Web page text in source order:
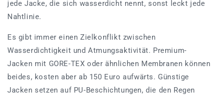
jede Jacke, die sich wasserdicht nennt, sonst leckt jede
Nahtlinie.
Es gibt immer einen Zielkonflikt zwischen
Wasserdichtigkeit und Atmungsaktivität. Premium-
Jacken mit GORE-TEX oder ähnlichen Membranen können
beides, kosten aber ab 150 Euro aufwärts. Günstige
Jacken setzen auf PU-Beschichtungen, die den Regen